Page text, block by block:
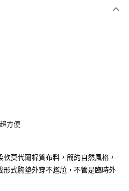
後才付款」的支付方式。 讓您購物簡單
卡、不需儲值。
證，即可結帳。
方便
莫代爾棉質布料，簡約自然風格，
形式胸墊外穿不尷尬，不管是臨時外